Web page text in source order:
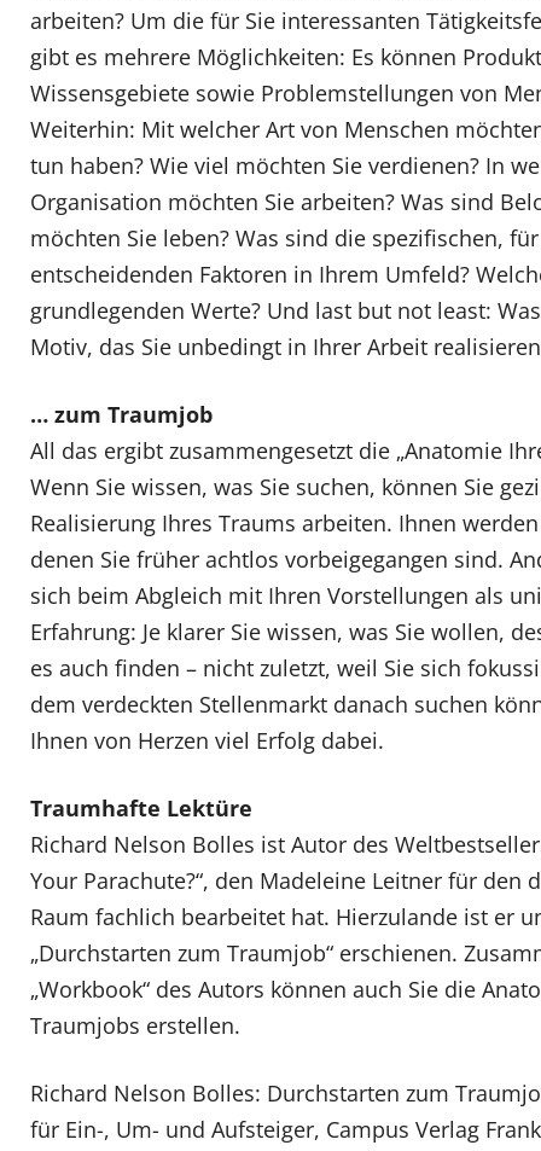
arbeiten? Um die für Sie interessanten
gibt es mehrere Möglichkeiten: Es können
Wissensgebiete sowie Problemstellungen von
Weiterhin: Mit welcher Art von Menschen
tun haben? Wie viel möchten Sie verdienen? In
Organisation möchten Sie arbeiten? Was sind
möchten Sie leben? Was sind die spezifischen,
entscheidenden Faktoren in Ihrem Umfeld?
grundlegenden Werte? Und last but not least:
Motiv, das Sie unbedingt in Ihrer Arbeit
… zum Traumjob
All das ergibt zusammengesetzt die „Anatomie
Wenn Sie wissen, was Sie suchen, können Sie
Realisierung Ihres Traums arbeiten. Ihnen
denen Sie früher achtlos vorbeigegangen sind.
sich beim Abgleich mit Ihren Vorstellungen als
Erfahrung: Je klarer Sie wissen, was Sie wollen,
es auch finden – nicht zuletzt, weil Sie sich
dem verdeckten Stellenmarkt danach suchen
Ihnen von Herzen viel Erfolg dabei.
Traumhafte Lektüre
Richard Nelson Bolles ist Autor des
Your Parachute?“, den Madeleine Leitner für den
Raum fachlich bearbeitet hat. Hierzulande ist er
„Durchstarten zum Traumjob“ erschienen.
„Workbook“ des Autors können auch Sie die
Traumjobs erstellen.
Richard Nelson Bolles: Durchstarten zum
für Ein-, Um- und Aufsteiger, Campus Verlag